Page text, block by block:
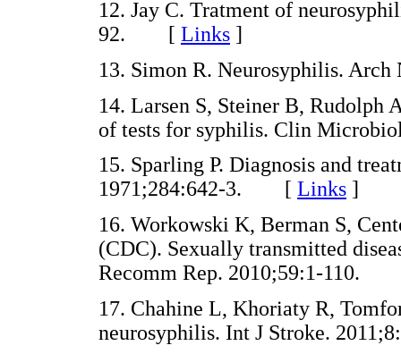
12. Jay C. Tratment of
92. [ Links ]
13. Simon R. Neurosyphilis.
14. Larsen S, Steiner B, Rudolph
of tests for syphilis. Clin
15. Sparling P. Diagnosis and
1971;284:642-3. [ Links ]
16. Workowski K, Berman S,
(CDC). Sexually transmitted
Recomm Rep. 2010;59:1-
17. Chahine L, Khoriaty R,
neurosyphilis. Int J Stroke.